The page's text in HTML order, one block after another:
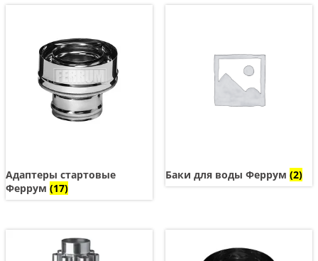
Адаптеры стартовые
Феррум (17)
Баки для воды Феррум (2)